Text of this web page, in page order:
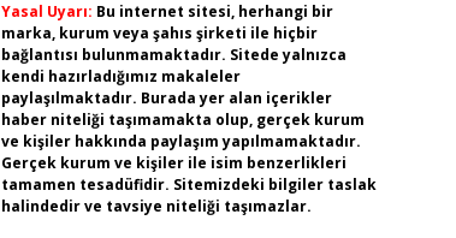
Yasal Uyarı: Bu internet sitesi, herhangi bir
marka, kurum veya şahıs şirketi ile hiçbir
bağlantısı bulunmamaktadır. Sitede yalnızca
kendi hazırladığımız makaleler
paylaşılmaktadır. Burada yer alan içerikler
haber niteliği taşımamakta olup, gerçek kurum
ve kişiler hakkında paylaşım yapılmamaktadır.
Gerçek kurum ve kişiler ile isim benzerlikleri
tamamen tesadüfidir. Sitemizdeki bilgiler taslak
halindedir ve tavsiye niteliği taşımazlar.